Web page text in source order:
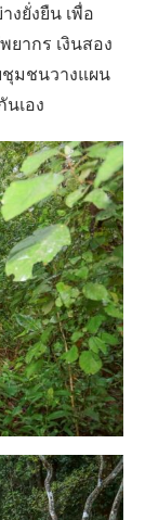
ยั่งยืน เพื่อ
ากร เงินสอง
ชุมชนวางแผน
เอง